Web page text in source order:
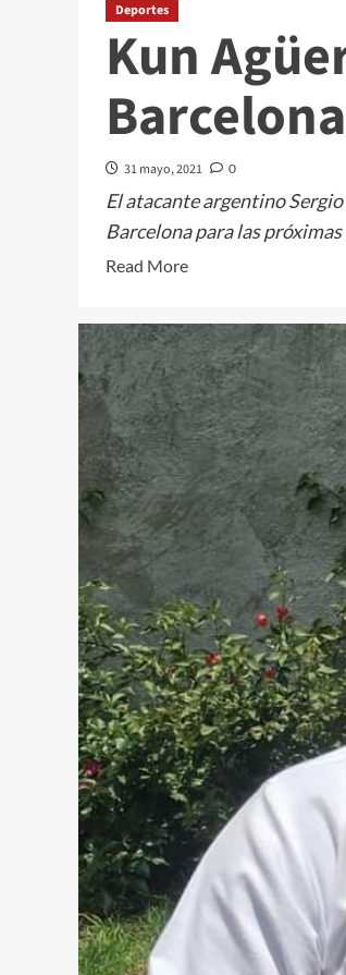
Deportes
Kun
Barcelona
31 mayo, 2021 0
El atacante argentino
Barcelona para las próximas
Read MoreRead
about
Kun
Agüero
es
presentado
el
Barcelona